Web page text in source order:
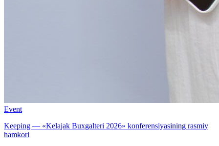
Event
Keeping — «Kelajak Buxgalteri 2026» konferensiyasining rasmiy
hamkori